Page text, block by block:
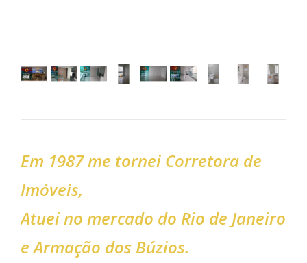
Em 1987 me tornei Corretora de
Imóveis,
Atuei no mercado do Rio de Janeiro
e Armação dos Búzios.